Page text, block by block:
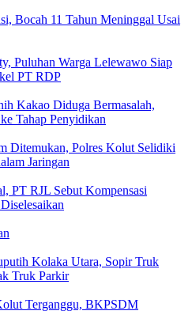
Bocah 11 Tahun Meninggal Usai
Puluhan Warga Lelewawo Siap
PT RDP
Kakao Diduga Bermasalah,
Tahap Penyidikan
Ditemukan, Polres Kolut Selidiki
Jaringan
PT RJL Sebut Kompensasi
Kolaka Utara, Sopir Truk
Truk Parkir
Terganggu, BKPSDM